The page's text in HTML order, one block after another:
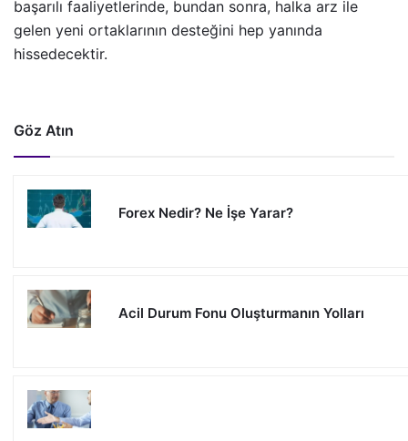
başarılı faaliyetlerinde, bundan sonra, halka arz ile
gelen yeni ortaklarının desteğini hep yanında
hissedecektir.
Göz Atın
Forex Nedir? Ne İşe Yarar?
Acil Durum Fonu Oluşturmanın Yolları